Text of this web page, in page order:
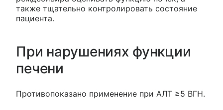
также тщательно контролировать состояние
пациента.
При нарушениях функции
печени
Противопоказано применение при АЛТ ≥5 ВГН.